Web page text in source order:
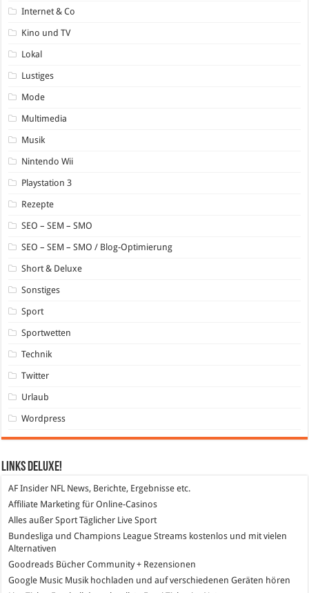
Internet & Co
Kino und TV
Lokal
Lustiges
Mode
Multimedia
Musik
Nintendo Wii
Playstation 3
Rezepte
SEO – SEM – SMO
SEO – SEM – SMO / Blog-Optimierung
Short & Deluxe
Sonstiges
Sport
Sportwetten
Technik
Twitter
Urlaub
Wordpress
Links DeLuXe!
AF Insider NFL News, Berichte, Ergebnisse etc.
Affiliate Marketing für Online-Casinos
Alles außer SportTäglicher Live Sport
Bundesliga und Champions League Streams kostenlos und mit vielen
Alternativen
Goodreads Bücher Community + Rezensionen
Google Music Musik hochladen und auf verschiedenen Geräten hören